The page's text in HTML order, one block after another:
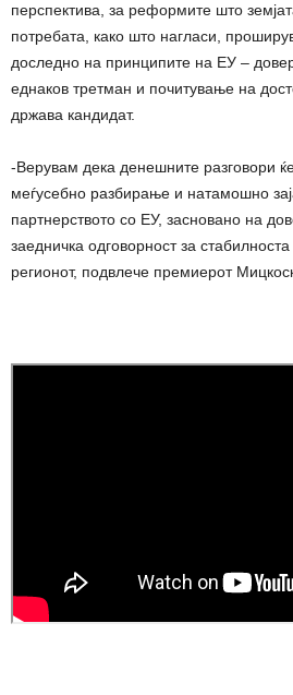
перспектива, за реформите што
потребата, како што нагласи,
доследно на принципите на ЕУ –
еднаков третман и почитување на
држава кандидат.
-Верувам дека денешните разговори
меѓусебно разбирање и натамошно
партнерството со ЕУ, засновано на
заедничка одговорност за
регионот, подвлече премиерот